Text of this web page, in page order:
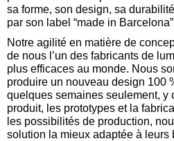
sa forme, son design, sa
par son label “made in
Notre agilité en matière de
de nous l’un des fabricants de
plus efficaces au monde. Nous
produire un nouveau design 100
quelques semaines seulement, y
produit, les prototypes et la
les possibilités de production,
solution la mieux adaptée à leurs